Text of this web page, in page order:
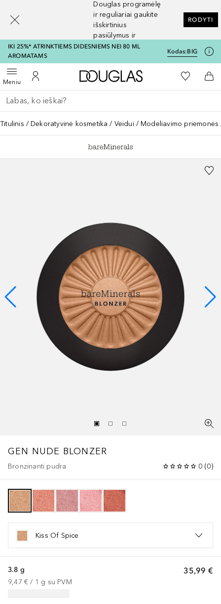
Douglas programėlę
ir reguliariai gaukite
išskirtinius
pasiūlymus ir
nuolaidas
RODYTI
IKI 25%* ATRINKTIEMS DIDESNIEMS NEI 80 ML
AROMATAMS
Kodas:BIG
MeniuAtidaryti meniuĮ mano paskyrą
Į Douglas pagrindinį
Į mano
Į
Grįžk atgal
Vykdykite paiešką
Titulinis Dekoratyvinė kosmetika Veidui Modeliavimo priemonės
GEN NUDE BLONZER
Bronzinanti pudra 0 (0)
Kiss Of Spice
35,99 €
3.8 g
9,47 € / 1 g su PVM
[navigation.slideout.screenreader]